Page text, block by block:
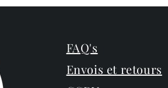
FAQ's
Envois et retours